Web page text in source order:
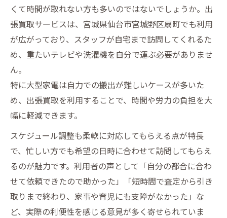
くて時間が取れない方も多いのではないでしょうか。出
張買取サービスは、宮城県仙台市宮城野区扇町でも利用
が広がっており、スタッフが自宅まで訪問してくれるた
め、重たいテレビや洗濯機を自分で運ぶ必要がありませ
ん。
特に大型家電は自力での搬出が難しいケースが多いた
め、出張買取を利用することで、時間や労力の負担を大
幅に軽減できます。
スケジュール調整も柔軟に対応してもらえる点が特長
で、忙しい方でも希望の日時に合わせて訪問してもらえ
るのが魅力です。利用者の声として「自分の都合に合わ
せて依頼できたので助かった」「短時間で査定から引き
取りまで終わり、家事や育児にも支障がなかった」な
ど、実際の利便性を感じる意見が多く寄せられていま